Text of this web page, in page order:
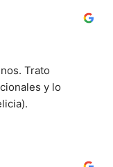
Trato
y lo